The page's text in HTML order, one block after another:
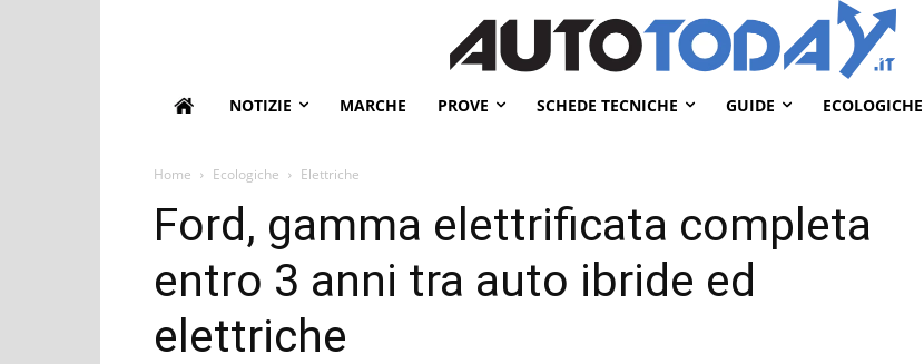
NOTIZIE MARCHE PROVE SCHEDE TECNICHE GUIDE ECOLOGICHE
Home Ecologiche Elettriche
Ford, gamma elettrificata completa
entro 3 anni tra auto ibride ed
elettriche